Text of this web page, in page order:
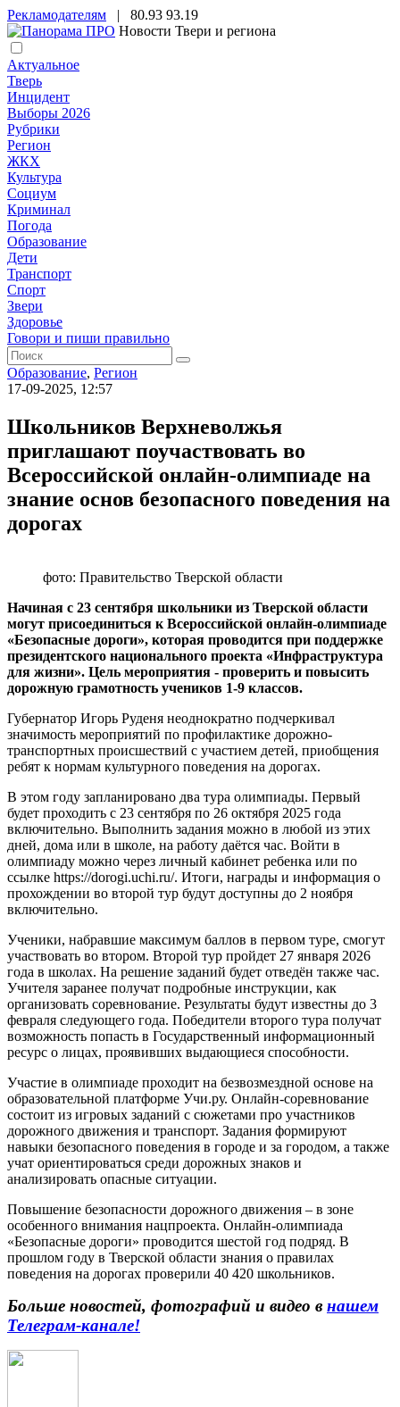
Рекламодателям | 80.93 93.19
Новости Твери и региона
Актуальное
Тверь
Инцидент
Выборы 2026
Рубрики
Регион
ЖКХ
Культура
Социум
Криминал
Погода
Образование
Дети
Транспорт
Спорт
Звери
Здоровье
Говори и пиши правильно
Образование, Регион
17-09-2025, 12:57
Школьников Верхневолжья
приглашают поучаствовать во
Всероссийской онлайн-олимпиаде на
знание основ безопасного поведения на
дорогах
фото: Правительство Тверской области
Начиная с 23 сентября школьники из Тверской области
могут присоединиться к Всероссийской онлайн-олимпиаде
«Безопасные дороги», которая проводится при поддержке
президентского национального проекта «Инфраструктура
для жизни». Цель мероприятия - проверить и повысить
дорожную грамотность учеников 1-9 классов.
Губернатор Игорь Руденя неоднократно подчеркивал
значимость мероприятий по профилактике дорожно-
транспортных происшествий с участием детей, приобщения
ребят к нормам культурного поведения на дорогах.
В этом году запланировано два тура олимпиады. Первый
будет проходить с 23 сентября по 26 октября 2025 года
включительно. Выполнить задания можно в любой из этих
дней, дома или в школе, на работу даётся час. Войти в
олимпиаду можно через личный кабинет ребенка или по
ссылке https://dorogi.uchi.ru/. Итоги, награды и информация о
прохождении во второй тур будут доступны до 2 ноября
включительно.
Ученики, набравшие максимум баллов в первом туре, смогут
участвовать во втором. Второй тур пройдет 27 января 2026
года в школах. На решение заданий будет отведён также час.
Учителя заранее получат подробные инструкции, как
организовать соревнование. Результаты будут известны до 3
февраля следующего года. Победители второго тура получат
возможность попасть в Государственный информационный
ресурс о лицах, проявивших выдающиеся способности.
Участие в олимпиаде проходит на безвозмездной основе на
образовательной платформе Учи.ру. Онлайн-соревнование
состоит из игровых заданий с сюжетами про участников
дорожного движения и транспорт. Задания формируют
навыки безопасного поведения в городе и за городом, а также
учат ориентироваться среди дорожных знаков и
анализировать опасные ситуации.
Повышение безопасности дорожного движения – в зоне
особенного внимания нацпроекта. Онлайн-олимпиада
«Безопасные дороги» проводится шестой год подряд. В
прошлом году в Тверской области знания о правилах
поведения на дорогах проверили 40 420 школьников.
Больше новостей, фотографий и видео в нашем
Телеграм-канале!